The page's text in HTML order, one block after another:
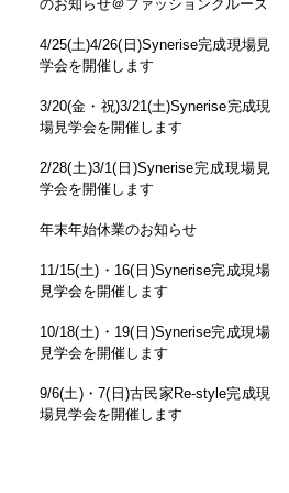
のお知らせ＠ファッションクルーズ
4/25(土)4/26(日)Synerise完成現場見
学会を開催します
3/20(金・祝)3/21(土)Synerise完成現
場見学会を開催します
2/28(土)3/1(日)Synerise完成現場見
学会を開催します
年末年始休業のお知らせ
11/15(土)・16(日)Synerise完成現場
見学会を開催します
10/18(土)・19(日)Synerise完成現場
見学会を開催します
9/6(土)・7(日)古民家Re-style完成現
場見学会を開催します